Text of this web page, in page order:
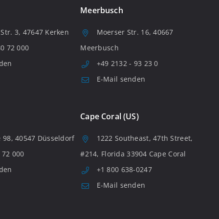
3, 47647 Kerken
72 000
Meerbusch
Moerser Str. 16, 40667
Meerbusch
+49 2132 - 93 23 0
E-Mail senden
98, 40547 Düsseldorf
000
Cape Coral (US)
1222 Southeast, 47th Street,
#214, Florida 33904 Cape Coral
+1 800 638-0247
E-Mail senden